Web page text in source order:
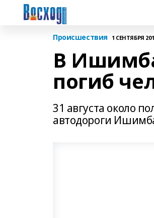
Происшествия 1 СЕНТЯБРЯ
В
погиб
31 августа около
автодороги